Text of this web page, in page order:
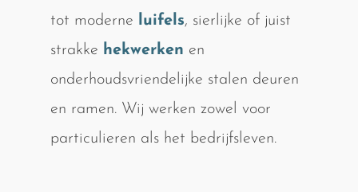
tot moderne luifels, sierlijke of juist
strakke hekwerken en
onderhoudsvriendelijke stalen deuren
en ramen. Wij werken zowel voor
particulieren als het bedrijfsleven.